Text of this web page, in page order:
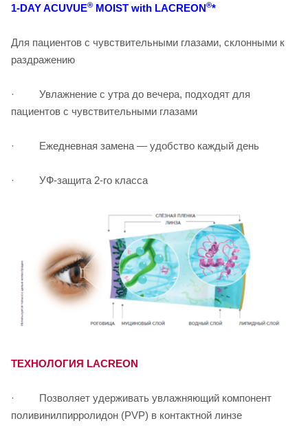
-5.00
-4.75
-4.50
-4.25
-3.75
-3.50
-2.75
-2.50
1-DAY ACUVUE® MOIST with LACREON®*
Для пациентов c чувствительными глазами, склонными к
раздражению
· Увлажнение с утра до вечера, подходят для
пациентов с чувствительными глазами
· Ежедневная замена — удобство каждый день
· УФ-защита 2-го класса
ТЕХНОЛОГИЯ LACREON
· Позволяет удерживать увлажняющий компонент
поливинилпирролидон (PVP) в контактной линзе